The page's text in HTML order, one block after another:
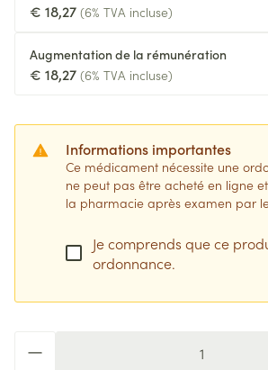
€ 18,27 (6% TVA incluse)
Augmentation de la rémunération
€ 18,27 (6% TVA incluse)
Informations importantes
Ce médicament nécessite une
ne peut pas être acheté en ligne
la pharmacie après examen par
Je comprends que ce
ordonnance.